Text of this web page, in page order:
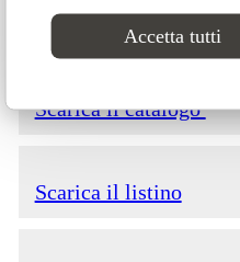
Accetta tutti
Scarica il catalogo
Scarica il listino